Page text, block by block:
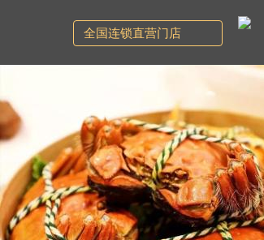
全国连锁直营门店